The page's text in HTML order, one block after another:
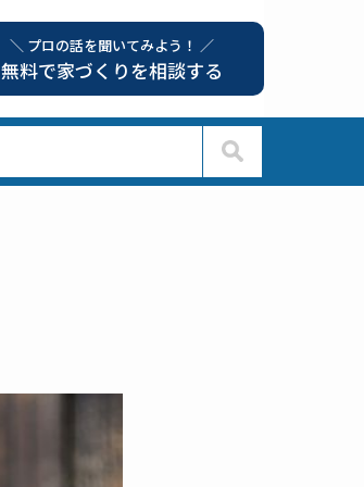
＼ プロの話を聞いてみよう！ ／
無料で家づくりを相談する